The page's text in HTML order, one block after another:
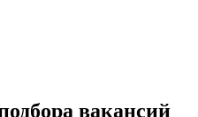
вакансий